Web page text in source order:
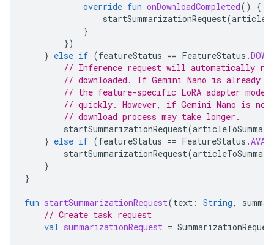
override fun onDownloadCompleted()
{
startSummarizationRequest(
}
})
} else if (featureStatus == FeatureStatus .
// Inference request will automatically
// downloaded. If Gemini Nano is already
// the feature-specific LoRA adapter model
// quickly. However, if Gemini Nano is not
// download process may take longer.
startSummarizationRequest(
} else if (featureStatus == FeatureStatus .
startSummarizationRequest(
}
}
fun startSummarizationRequest(text : String,
// Create task request
val summarizationRequest =